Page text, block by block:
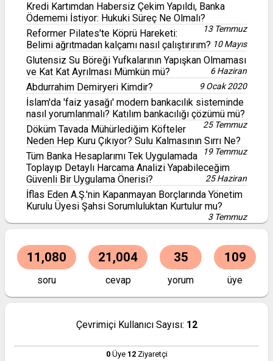
Kredi Kartımdan Habersiz Çekim Yapıldı, Banka
Ödememi İstiyor: Hukuki Süreç Ne Olmalı?
13 Temmuz
Reformer Pilates'te Köprü Hareketi:
Belimi ağrıtmadan kalçamı nasıl çalıştırırım? 10 Mayıs
Glutensiz Su Böreği Yufkalarının Yapışkan Olmaması
ve Kat Kat Ayrılması Mümkün mü?
6 Haziran
Abdurrahim Demiryeri Kimdir? 9 Ocak 2020
İslam'da 'faiz yasağı' modern bankacılık sisteminde
nasıl yorumlanmalı? Katılım bankacılığı çözümü mü?
25 Temmuz
Döküm Tavada Mühürlediğim Köfteler
Neden Hep Kuru Çıkıyor? Sulu Kalmasının Sırrı Ne?
19 Temmuz
Tüm Banka Hesaplarımı Tek Uygulamada
Toplayıp Detaylı Harcama Analizi Yapabileceğim
Güvenli Bir Uygulama Önerisi?
25 Haziran
İflas Eden A.Ş.'nin Kapanmayan Borçlarında Yönetim
Kurulu Üyesi Şahsi Sorumluluktan Kurtulur mu?
3 Temmuz
11,080
soru
21,004
cevap
35
yorum
109
üye
Çevrimiçi Kullanıcı Sayısı: 12
0Üye 12Ziyaretçi